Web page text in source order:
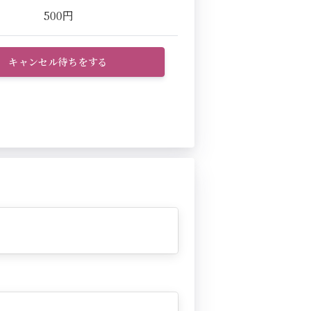
500円
キャンセル待ちをする